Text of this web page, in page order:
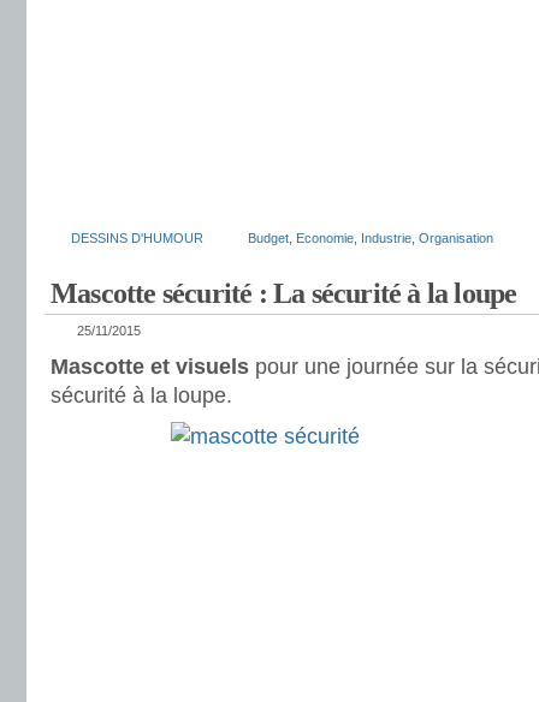
DESSINS D'HUMOUR Budget Economie Industrie Organisation
Mascotte sécurité : La sécurité à la loupe
25/11/2015
Mascotte et visuels pour une journée sur la
sécurité à la loupe.